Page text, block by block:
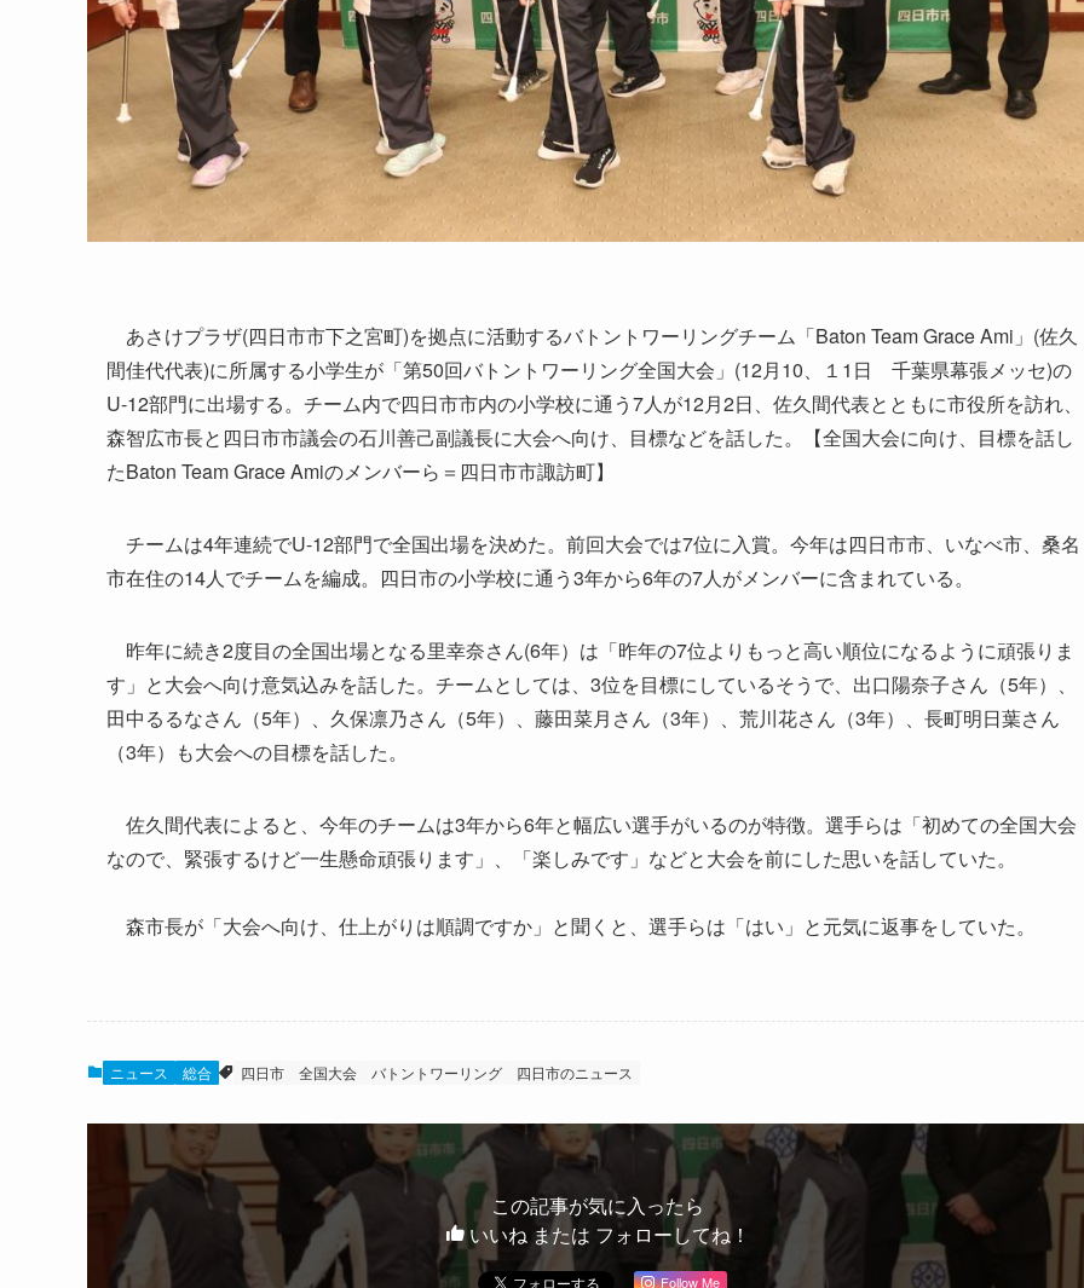
あさけプラザ(四日市市下之宮町)を拠点に活動するバトントワーリングチーム「Baton Team Grace Ami」(佐久
間佳代代表)に所属する小学生が「第50回バトントワーリング全国大会」(12月10、１1日 千葉県幕張メッセ)の
U-12部門に出場する。チーム内で四日市市内の小学校に通う7人が12月2日、佐久間代表とともに市役所を訪れ、
森智広市長と四日市市議会の石川善己副議長に大会へ向け、目標などを話した。【全国大会に向け、目標を話し
たBaton Team Grace Amiのメンバーら＝四日市市諏訪町】
チームは4年連続でU-12部門で全国出場を決めた。前回大会では7位に入賞。今年は四日市市、いなべ市、桑名
市在住の14人でチームを編成。四日市の小学校に通う3年から6年の7人がメンバーに含まれている。
昨年に続き2度目の全国出場となる里幸奈さん(6年）は「昨年の7位よりもっと高い順位になるように頑張りま
す」と大会へ向け意気込みを話した。チームとしては、3位を目標にしているそうで、出口陽奈子さん（5年）、
田中るるなさん（5年）、久保凛乃さん（5年）、藤田菜月さん（3年）、荒川花さん（3年）、長町明日葉さん
（3年）も大会への目標を話した。
佐久間代表によると、今年のチームは3年から6年と幅広い選手がいるのが特徴。選手らは「初めての全国大会
なので、緊張するけど一生懸命頑張ります」、「楽しみです」などと大会を前にした思いを話していた。
森市長が「大会へ向け、仕上がりは順調ですか」と聞くと、選手らは「はい」と元気に返事をしていた。
ニュース 総合 四日市 全国大会 バトントワーリング 四日市のニュース
この記事が気に入ったら
いいね または フォローしてね！
Follow Me